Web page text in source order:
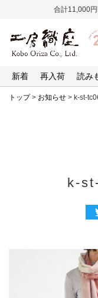
合計11,000
新着 再入荷 読み
トップ> お知らせ > k-st-
k-